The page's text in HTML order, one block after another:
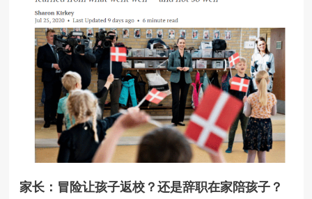
家长：冒险让孩子返校？还是辞职在家陪孩子？